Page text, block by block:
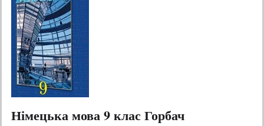
Німецька мова 9 клас Горбач